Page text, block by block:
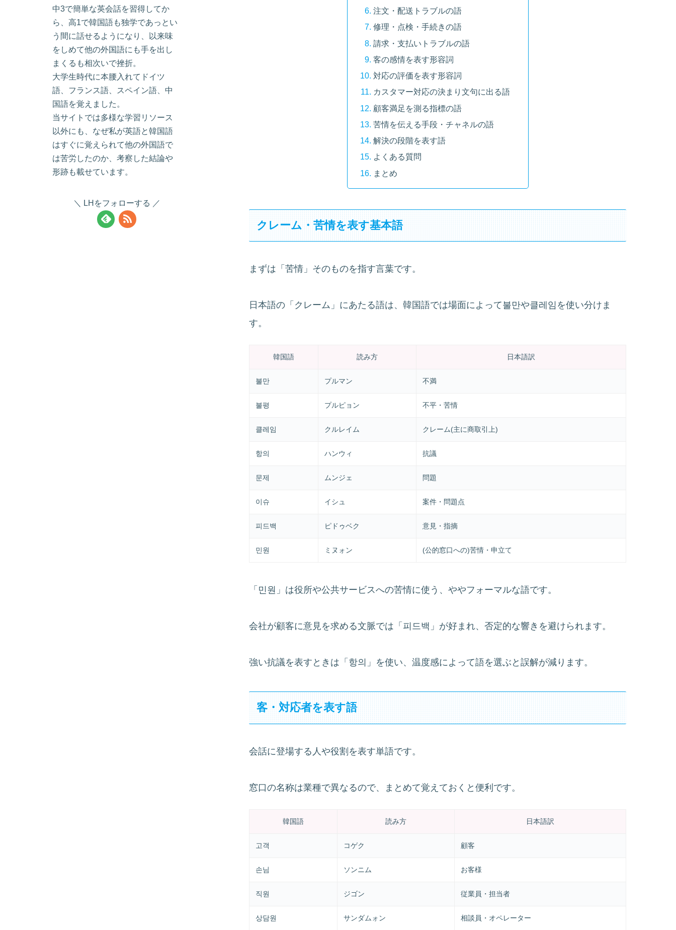
注文・配送トラブルの語
修理・点検・手続きの語
請求・支払いトラブルの語
客の感情を表す形容詞
対応の評価を表す形容詞
カスタマー対応の決まり文句に出る語
顧客満足を測る指標の語
苦情を伝える手段・チャネルの語
解決の段階を表す語
よくある質問
まとめ
クレーム・苦情を表す基本語
まずは「苦情」そのものを指す言葉です。
日本語の「クレーム」にあたる語は、韓国語では場面によって불만や클레임を使い分けま
す。
韓国語 読み方 日本語訳
불만 プルマン 不満
불평 プルピョン 不平・苦情
클레임 クルレイム クレーム(主に商取引上)
항의 ハンウィ 抗議
문제 ムンジェ 問題
이슈 イシュ 案件・問題点
피드백 ピドゥベク 意見・指摘
민원 ミヌォン (公的窓口への)苦情・申立て
「민원」は役所や公共サービスへの苦情に使う、ややフォーマルな語です。
会社が顧客に意見を求める文脈では「피드백」が好まれ、否定的な響きを避けられます。
強い抗議を表すときは「항의」を使い、温度感によって語を選ぶと誤解が減ります。
客・対応者を表す語
会話に登場する人や役割を表す単語です。
窓口の名称は業種で異なるので、まとめて覚えておくと便利です。
韓国語 読み方 日本語訳
고객 コゲク 顧客
손님 ソンニム お客様
직원 ジゴン 従業員・担当者
상담원 サンダムォン 相談員・オペレーター
中3で簡単な英会話を習得してか
ら、高1で韓国語も独学であっとい
う間に話せるようになり、以来味
をしめて他の外国語にも手を出し
まくるも相次いで挫折。
大学生時代に本腰入れてドイツ
語、フランス語、スペイン語、中
国語を覚えました。
当サイトでは多様な学習リソース
以外にも、なぜ私が英語と韓国語
はすぐに覚えられて他の外国語で
は苦労したのか、考察した結論や
形跡も載せています。
LHをフォローする